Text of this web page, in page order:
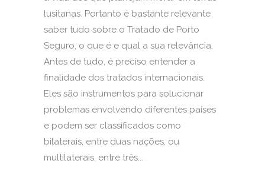
lusitanas. Portanto é bastante relevante
saber tudo sobre o Tratado de Porto
Seguro, o que é e qual a sua relevância.
Antes de tudo, é preciso entender a
finalidade dos tratados internacionais.
Eles são instrumentos para solucionar
problemas envolvendo diferentes países
e podem ser classificados como
bilaterais, entre duas nações, ou
multilaterais, entre três...